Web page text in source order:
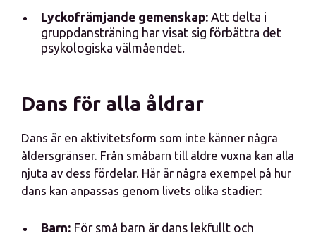
Lyckofrämjande gemenskap: Att delta i
gruppdansträning har visat sig förbättra det
psykologiska välmåendet.
Dans för alla åldrar
Dans är en aktivitetsform som inte känner några
åldersgränser. Från småbarn till äldre vuxna kan alla
njuta av dess fördelar. Här är några exempel på hur
dans kan anpassas genom livets olika stadier:
Barn: För små barn är dans lekfullt och